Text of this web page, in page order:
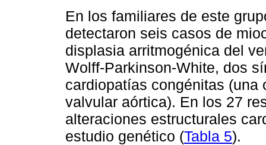
En los familiares de este
detectaron seis casos de
displasia arritmogénica del
Wolff-Parkinson-White, dos
cardiopatías congénitas (una
valvular aórtica). En los 27
alteraciones estructurales
estudio genético (Tabla 5).